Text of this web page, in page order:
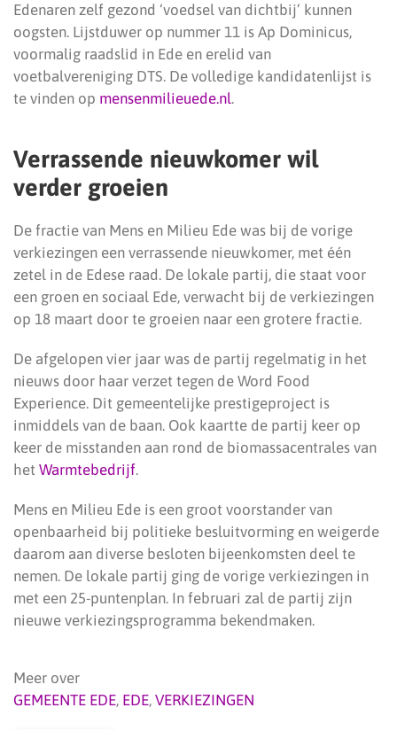
Edenaren zelf gezond ‘voedsel van dichtbij’ kunnen
oogsten. Lijstduwer op nummer 11 is Ap Dominicus,
voormalig raadslid in Ede en erelid van
voetbalvereniging DTS. De volledige kandidatenlijst is
te vinden op mensenmilieuede.nl.
Verrassende nieuwkomer wil
verder groeien
De fractie van Mens en Milieu Ede was bij de vorige
verkiezingen een verrassende nieuwkomer, met één
zetel in de Edese raad. De lokale partij, die staat voor
een groen en sociaal Ede, verwacht bij de verkiezingen
op 18 maart door te groeien naar een grotere fractie.
De afgelopen vier jaar was de partij regelmatig in het
nieuws door haar verzet tegen de Word Food
Experience. Dit gemeentelijke prestigeproject is
inmiddels van de baan. Ook kaartte de partij keer op
keer de misstanden aan rond de biomassacentrales van
het Warmtebedrijf.
Mens en Milieu Ede is een groot voorstander van
openbaarheid bij politieke besluitvorming en weigerde
daarom aan diverse besloten bijeenkomsten deel te
nemen. De lokale partij ging de vorige verkiezingen in
met een 25-puntenplan. In februari zal de partij zijn
nieuwe verkiezingsprogramma bekendmaken.
Meer over
GEMEENTE EDE, EDE, VERKIEZINGEN